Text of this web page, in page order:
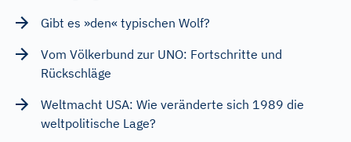
Gibt es »den« typischen Wolf?
Vom Völkerbund zur UNO: Fortschritte und
Rückschläge
Weltmacht USA: Wie veränderte sich 1989 die
weltpolitische Lage?